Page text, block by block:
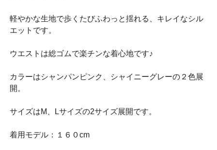
軽やかな生地で歩くたびふわっと揺れる、キレイなシル
エットです。
ウエストは総ゴムで楽チンな着心地です♪
カラーはシャンパンピンク、シャイニーグレーの２色展
開。
サイズはM、Lサイズの2サイズ展開です。
着用モデル：１６０cm